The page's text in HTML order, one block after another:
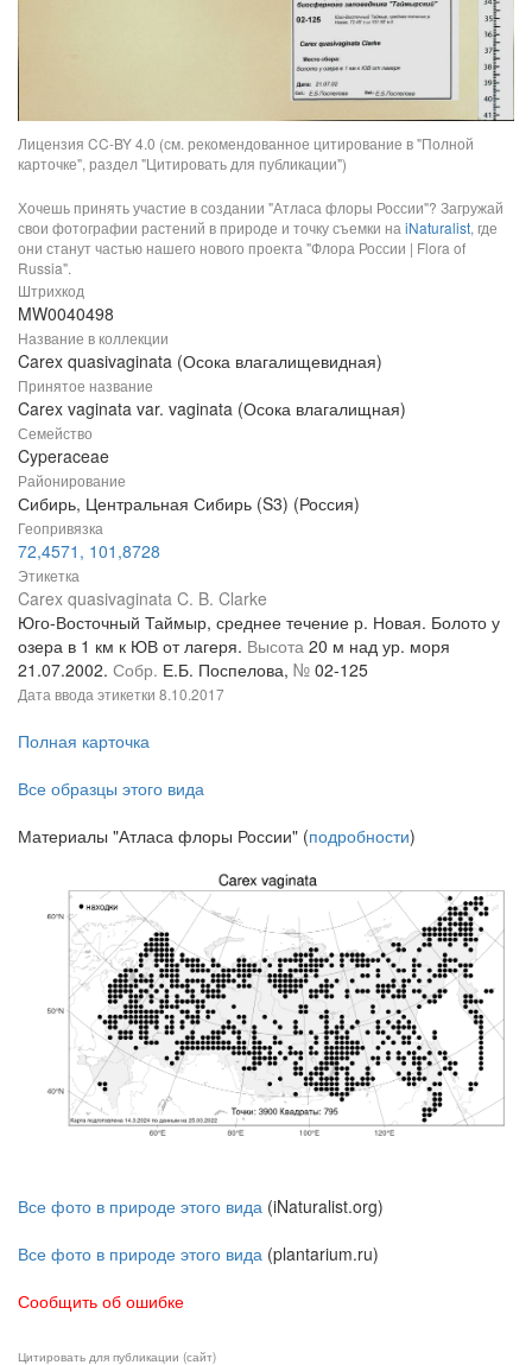
Лицензия CC-BY 4.0 (см. рекомендованное цитирование в "Полной
карточке", раздел "Цитировать для публикации")
Хочешь принять участие в создании "Атласа флоры России"? Загружай
свои фотографии растений в природе и точку съемки на iNaturalist, где
они станут частью нашего нового проекта "Флора России | Flora of
Russia".
Штрихкод
MW0040498
Название в коллекции
Carex quasivaginata (Осока влагалищевидная)
Принятое название
Carex vaginata var. vaginata (Осока влагалищная)
Семейство
Cyperaceae
Районирование
Сибирь, Центральная Сибирь (S3) (Россия)
Геопривязка
72,4571, 101,8728
Этикетка
Carex quasivaginata C. B. Clarke
Юго-Восточный Таймыр, среднее течение р. Новая. Болото у
озера в 1 км к ЮВ от лагеря. Высота 20 м над ур. моря
21.07.2002. Собр. Е.Б. Поспелова, № 02-125
Дата ввода этикетки 8.10.2017
Полная карточка
Все образцы этого вида
Материалы "Атласа флоры России" (подробности)
Все фото в природе этого вида (iNaturalist.org)
Все фото в природе этого вида (plantarium.ru)
Сообщить об ошибке
Цитировать для публикации (сайт)